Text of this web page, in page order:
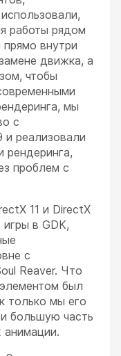
работы рядом
внутри
движка, а
чтобы
мы
с
и реализовали
рендеринга,
проблем с
11 и DirectX
в GDK,
с
Reaver. Что
был
только мы его
большую часть
анимации.